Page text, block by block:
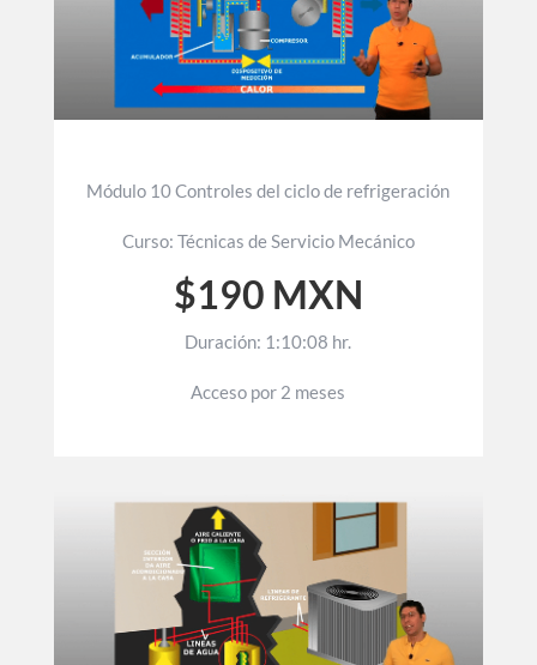
Módulo 10 Controles del ciclo de refrigeración
Curso: Técnicas de Servicio Mecánico
$190 MXN
Duración: 1:10:08 hr.
Acceso por 2 meses